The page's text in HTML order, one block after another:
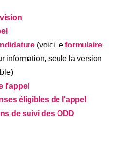
(voici leformulaire
information, seule la version
l'appel
éligibles de l'appel
de suivi des ODD